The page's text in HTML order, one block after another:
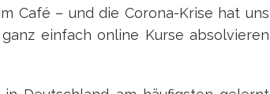
Café – und die Corona-Krise hat uns
einfach online Kurse absolvieren